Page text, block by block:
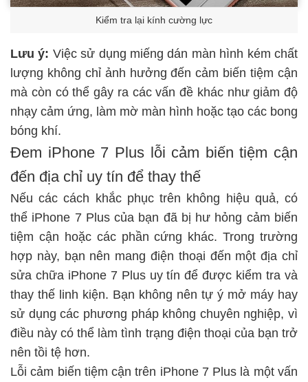
Kiểm tra lại kính cường lực
Lưu ý: Việc sử dụng miếng dán màn hình kém chất
lượng không chỉ ảnh hưởng đến cảm biến tiệm cận
mà còn có thể gây ra các vấn đề khác như giảm độ
nhạy cảm ứng, làm mờ màn hình hoặc tạo các bong
bóng khí.
Đem iPhone 7 Plus lỗi cảm biến tiệm cận
đến địa chỉ uy tín để thay thế
Nếu các cách khắc phục trên không hiệu quả, có
thể iPhone 7 Plus của bạn đã bị hư hỏng cảm biến
tiệm cận hoặc các phần cứng khác. Trong trường
hợp này, bạn nên mang điện thoại đến một địa chỉ
sửa chữa iPhone 7 Plus uy tín để được kiểm tra và
thay thế linh kiện. Bạn không nên tự ý mở máy hay
sử dụng các phương pháp không chuyên nghiệp, vì
điều này có thể làm tình trạng điện thoại của bạn trở
nên tồi tệ hơn.
Lỗi cảm biến tiệm cận trên iPhone 7 Plus là một vấn